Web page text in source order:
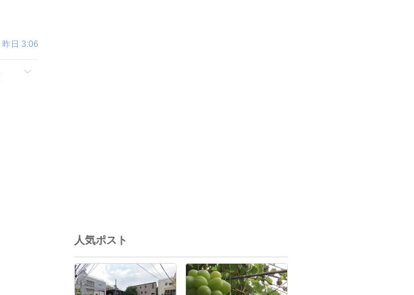
昨日 3:06
人気ポスト